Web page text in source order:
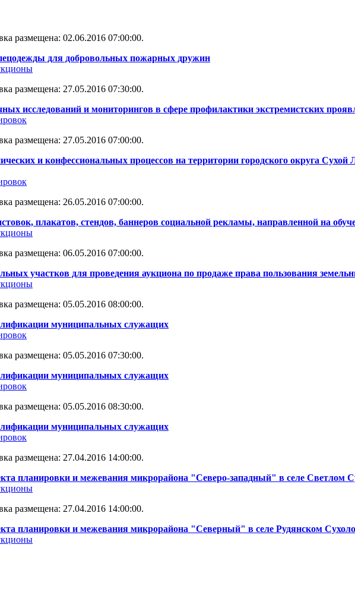
размещена: 02.06.2016 07:00:00.
для добровольных пожарных дружин
размещена: 27.05.2016 07:30:00.
исследований и мониторингов в сфере профилактики экстремистских
размещена: 27.05.2016 07:00:00.
и конфессиональных процессов на территории городского округа
размещена: 26.05.2016 07:00:00.
плакатов, стендов, баннеров социальной рекламы, направленной на
размещена: 06.05.2016 07:00:00.
участков для проведения аукциона по продаже права пользования
размещена: 05.05.2016 08:00:00.
муниципальных служащих
размещена: 05.05.2016 07:30:00.
муниципальных служащих
размещена: 05.05.2016 08:30:00.
муниципальных служащих
размещена: 27.04.2016 14:00:00.
планировки и межевания микрорайона "Северо-западный" в селе Светлом
размещена: 27.04.2016 14:00:00.
планировки и межевания микрорайона "Северный" в селе Рудянском